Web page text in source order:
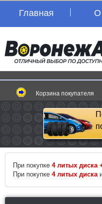
Главная О
Корзина покупателя
При покупке 4 литых диска
При покупке 4 литых диска